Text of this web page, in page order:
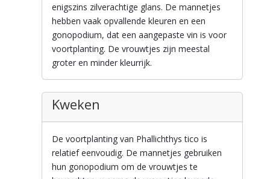
enigszins zilverachtige glans. De mannetjes
hebben vaak opvallende kleuren en een
gonopodium, dat een aangepaste vin is voor
voortplanting. De vrouwtjes zijn meestal
groter en minder kleurrijk.
Kweken
De voortplanting van Phallichthys tico is
relatief eenvoudig. De mannetjes gebruiken
hun gonopodium om de vrouwtjes te